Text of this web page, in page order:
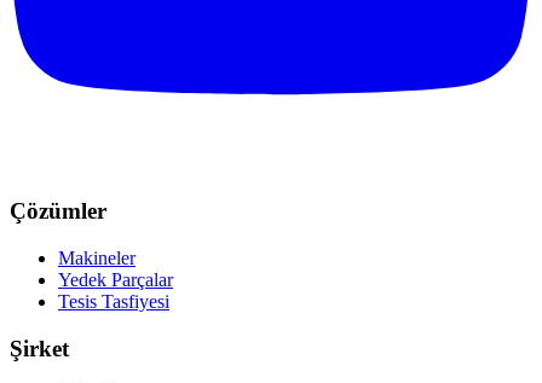
Çözümler
Makineler
Yedek Parçalar
Tesis Tasfiyesi
Şirket